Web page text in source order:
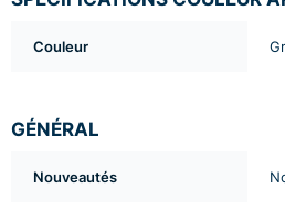
Couleur
GÉNÉRAL
Nouveautés